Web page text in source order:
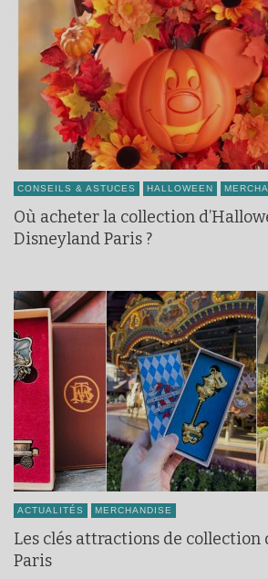
CONSEILS & ASTUCES HALLOWEEN
Où acheter la collection
Disneyland Paris ?
ACTUALITÉS MERCHANDISE
Les clés attractions de collection
Paris